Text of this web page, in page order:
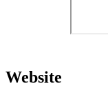
Website